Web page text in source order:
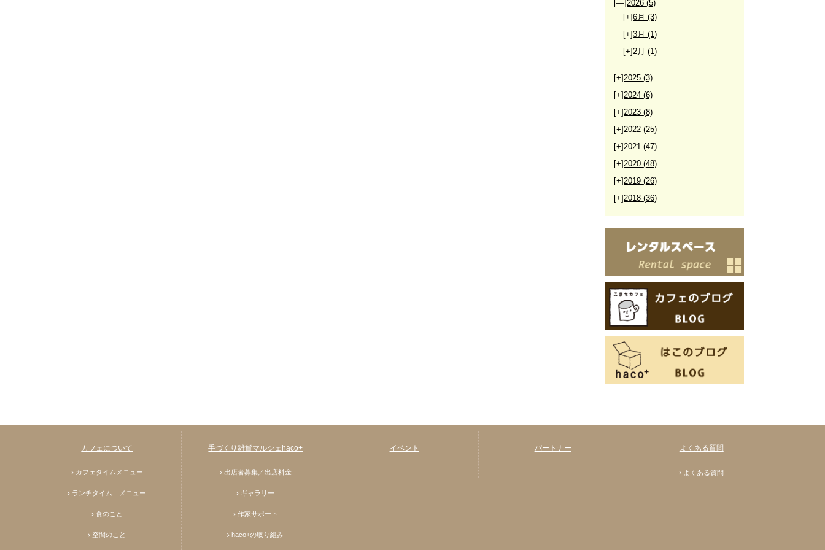
[—]2026(5)
[+]6月(3)
[+]3月(1)
[+]2月(1)
[+]2025(3)
[+]2024(6)
[+]2023(8)
[+]2022(25)
[+]2021(47)
[+]2020(48)
[+]2019(26)
[+]2018(36)
カフェについて
カフェタイムメニュー
ランチタイム メニュー
食のこと
空間のこと
手づくり雑貨マルシェhaco+
出店者募集／出店料金
ギャラリー
作家サポート
haco+の取り組み
イベント パートナー よくある質問
よくある質問